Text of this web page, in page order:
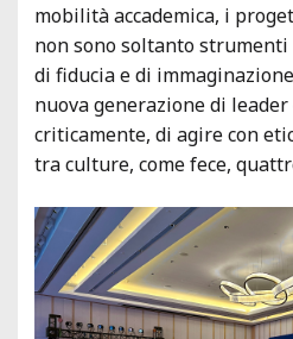
mobilità accademica, i
non sono soltanto
di fiducia e di
nuova generazione di
criticamente, di agire con
tra culture, come fece,